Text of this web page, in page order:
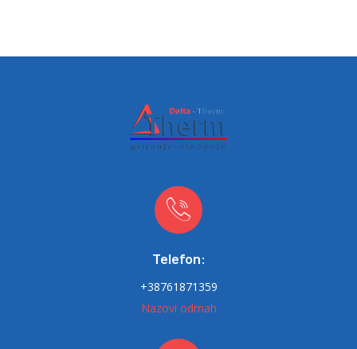
Telefon:
+38761871359
Nazovi odmah